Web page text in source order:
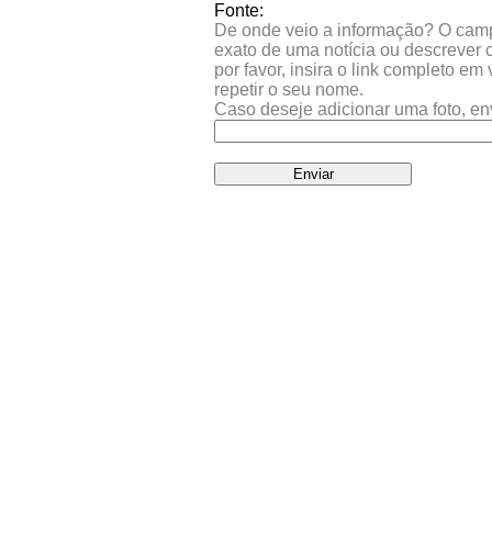
Fonte:
De onde veio a informação? O
exato de uma notícia ou descrever
por favor, insira o link completo
repetir o seu nome.
Caso deseje adicionar uma foto,